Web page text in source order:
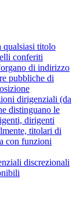
qualsiasi titolo
conferiti
di indirizzo
pubbliche di
dirigenziali (da
distinguano le
dirigenti
titolari di
con funzioni
discrezionali